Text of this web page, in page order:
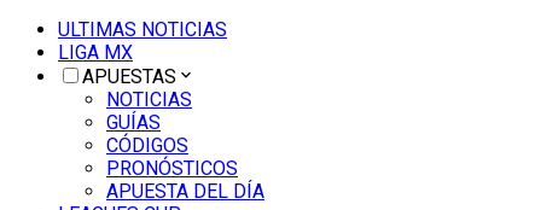
ULTIMAS NOTICIAS
LIGA MX
APUESTAS
NOTICIAS
GUÍAS
CÓDIGOS
PRONÓSTICOS
APUESTA DEL DÍA